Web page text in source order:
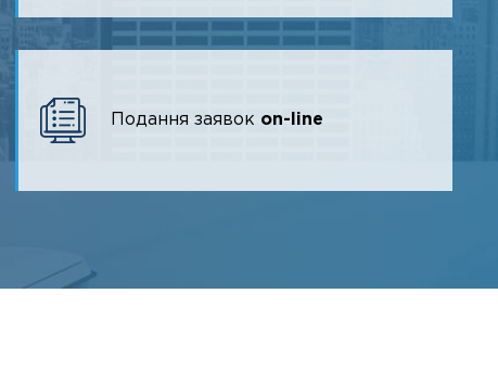
Подання заявок on-line